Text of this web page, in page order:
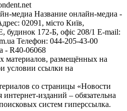
медиа Название онлайн-медиа -
02091, місто Київ,
172-Б, офіс 208/1 E-mail:
Телефон: 044-205-43-00
- R40-06068
материалов, размещённых на
условии ссылки на
со страницы «Новости
изданий – обязательна
систем гиперссылка.